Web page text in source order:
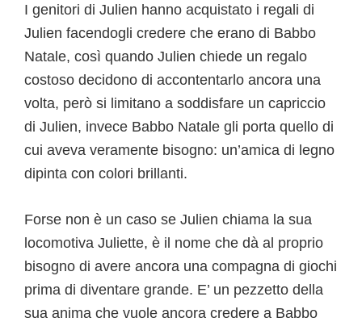
I genitori di Julien hanno acquistato i regali di
Julien facendogli credere che erano di Babbo
Natale, così quando Julien chiede un regalo
costoso decidono di accontentarlo ancora una
volta, però si limitano a soddisfare un capriccio
di Julien, invece Babbo Natale gli porta quello di
cui aveva veramente bisogno: un’amica di legno
dipinta con colori brillanti.
Forse non è un caso se Julien chiama la sua
locomotiva Juliette, è il nome che dà al proprio
bisogno di avere ancora una compagna di giochi
prima di diventare grande. E’ un pezzetto della
sua anima che vuole ancora credere a Babbo